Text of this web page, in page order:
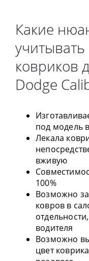
Какие
ковриков
Dodge
под модель
Лекала
вживую
100%
Возможно
ковров в
водителя
Возможно
цвет